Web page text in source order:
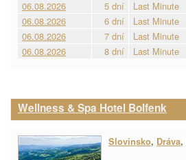
06.08.2026
5 dní Last Minute
06.08.2026
6 dní Last Minute
06.08.2026
7 dní Last Minute
06.08.2026
8 dní Last Minute
Wellness & Spa Hotel Bolfenk
Slovinsko, Dráva,